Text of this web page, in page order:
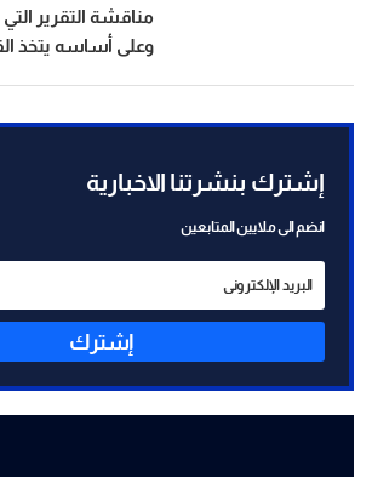
مناقشة التقرير
وعلى أساسه يتخذ
إشترك بنشرتنا الاخبارية
انضم الى ملايين المتابعين
إشترك